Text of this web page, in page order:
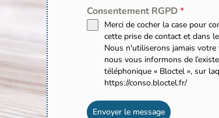
Consentement RGPD*
Merci de cocher la case pour
cette prise de contact et dans
Nous n'utiliserons jamais
nous vous informons de
téléphonique « Bloctel », sur
https://conso.bloctel.fr/
Envoyer le message